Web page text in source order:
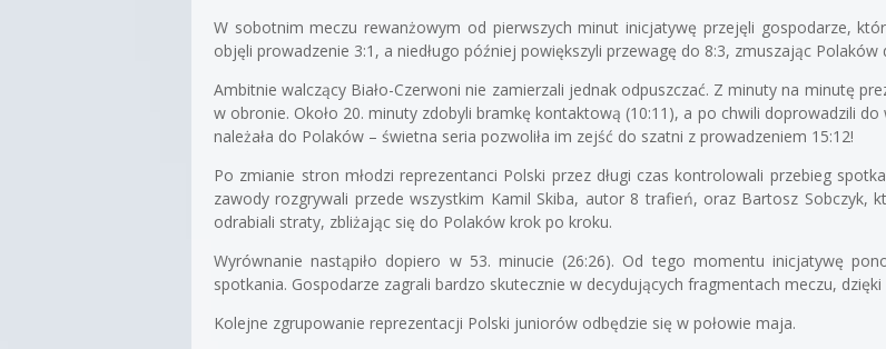
W sobotnim meczu rewanżowym od pierwszych minut inicjatywę przejęli gospodarze,
objęli prowadzenie 3:1, a niedługo później powiększyli przewagę do 8:3, zmuszając
Ambitnie walczący Biało-Czerwoni nie zamierzali jednak odpuszczać. Z minuty na minutę
w obronie. Około 20. minuty zdobyli bramkę kontaktową (10:11), a po chwili doprowadzili
należała do Polaków – świetna seria pozwoliła im zejść do szatni z prowadzeniem 15:12!
Po zmianie stron młodzi reprezentanci Polski przez długi czas kontrolowali przebieg
zawody rozgrywali przede wszystkim Kamil Skiba, autor 8 trafień, oraz Bartosz Sobczyk,
odrabiali straty, zbliżając się do Polaków krok po kroku.
Wyrównanie nastąpiło dopiero w 53. minucie (26:26). Od tego momentu inicjatywę
spotkania. Gospodarze zagrali bardzo skutecznie w decydujących fragmentach meczu,
Kolejne zgrupowanie reprezentacji Polski juniorów odbędzie się w połowie maja.